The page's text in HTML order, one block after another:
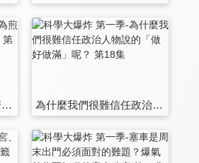
想成為煎牛排大師？這麼做就對了！ 第17集 為什麼我們很難信任政治人物說的「做好做滿」呢？ 第18集